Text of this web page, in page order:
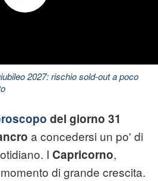
2027: rischio sold-out a poco
del giorno 31
a concedersi un po' di
I Capricorno,
di grande crescita.